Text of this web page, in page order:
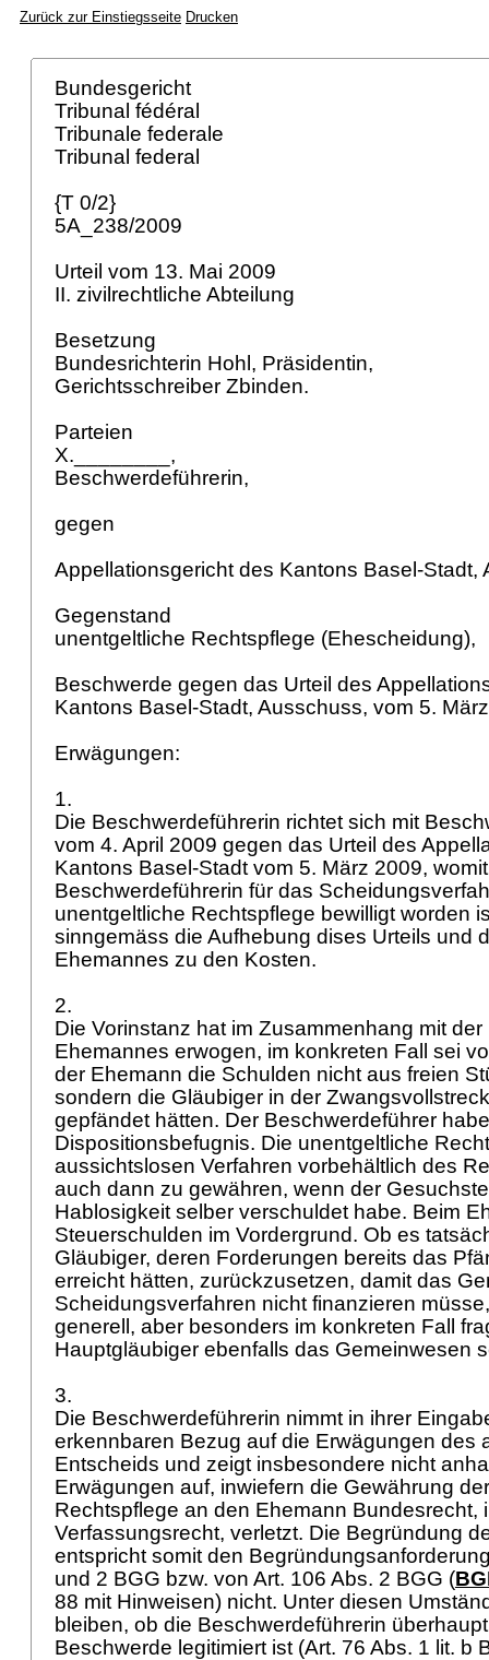
Zurück zur Einstiegsseite Drucken
Bundesgericht
Tribunal fédéral
Tribunale federale
Tribunal federal
{T 0/2}
5A_238/2009
Urteil vom 13. Mai 2009
II. zivilrechtliche Abteilung
Besetzung
Bundesrichterin Hohl, Präsidentin,
Gerichtsschreiber Zbinden.
Parteien
X.________,
Beschwerdeführerin,
gegen
Appellationsgericht des Kantons Basel-
Gegenstand
unentgeltliche Rechtspflege (Ehescheidung),
Beschwerde gegen das Urteil des
Kantons Basel-Stadt, Ausschuss, vom 5.
Erwägungen:
1.
Die Beschwerdeführerin richtet sich mit
vom 4. April 2009 gegen das Urteil des
Kantons Basel-Stadt vom 5. März 2009,
Beschwerdeführerin für das
unentgeltliche Rechtspflege bewilligt worden
sinngemäss die Aufhebung dises Urteils und
Ehemannes zu den Kosten.
2.
Die Vorinstanz hat im Zusammenhang mit
Ehemannes erwogen, im konkreten Fall sei
der Ehemann die Schulden nicht aus freien
sondern die Gläubiger in der
gepfändet hätten. Der Beschwerdeführer
Dispositionsbefugnis. Die unentgeltliche
aussichtslosen Verfahren vorbehältlich des
auch dann zu gewähren, wenn der
Hablosigkeit selber verschuldet habe. Beim
Steuerschulden im Vordergrund. Ob es
Gläubiger, deren Forderungen bereits das
erreicht hätten, zurückzusetzen, damit das
Scheidungsverfahren nicht finanzieren
generell, aber besonders im konkreten Fall
Hauptgläubiger ebenfalls das Gemeinwesen
3.
Die Beschwerdeführerin nimmt in ihrer
erkennbaren Bezug auf die Erwägungen des
Entscheids und zeigt insbesondere nicht
Erwägungen auf, inwiefern die Gewährung
Rechtspflege an den Ehemann Bundesrecht,
Verfassungsrecht, verletzt. Die Begründung
entspricht somit den
und 2 BGG bzw. von Art. 106 Abs. 2 BGG (
88 mit Hinweisen) nicht. Unter diesen
bleiben, ob die Beschwerdeführerin
Beschwerde legitimiert ist (Art. 76 Abs. 1 lit. b